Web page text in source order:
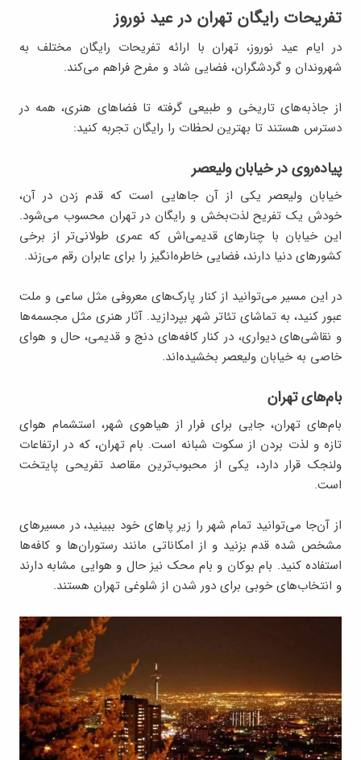
تفریحات رایگان تهران در عید نوروز
در ایام عید نوروز، تهران با ارائه تفریحات رایگان مختلف به
شهروندان و گردشگران، فضایی شاد و مفرح فراهم می‌کند.
از جاذبه‌های تاریخی و طبیعی گرفته تا فضاهای هنری، همه در
دسترس هستند تا بهترین لحظات را رایگان تجربه کنید:
پیاده‌روی در خیابان ولیعصر
خیابان ولیعصر یکی از آن جاهایی است که قدم زدن در آن،
خودش یک تفریح لذت‌بخش و رایگان در تهران محسوب می‌شود.
این خیابان با چنارهای قدیمی‌اش که عمری طولانی‌تر از برخی
کشورهای دنیا دارند، فضایی خاطره‌انگیز را برای عابران رقم می‌زند.
در این مسیر می‌توانید از کنار پارک‌های معروفی مثل ساعی و ملت
عبور کنید، به تماشای تئاتر شهر بپردازید. آثار هنری مثل مجسمه‌ها
و نقاشی‌های دیواری، در کنار کافه‌های دنج و قدیمی، حال و هوای
خاصی به خیابان ولیعصر بخشیده‌اند.
بام‌های تهران
بام‌های تهران، جایی برای فرار از هیاهوی شهر، استشمام هوای
تازه و لذت بردن از سکوت شبانه است. بام تهران، که در ارتفاعات
ولنجک قرار دارد، یکی از محبوب‌ترین مقاصد تفریحی پایتخت
است.
از آن‌جا می‌توانید تمام شهر را زیر پاهای خود ببینید، در مسیرهای
مشخص ‌شده قدم بزنید و از امکاناتی مانند رستوران‌ها و کافه‌ها
استفاده کنید. بام بوکان و بام محک نیز حال و هوایی مشابه دارند
و انتخاب‌های خوبی برای دور شدن از شلوغی تهران هستند.